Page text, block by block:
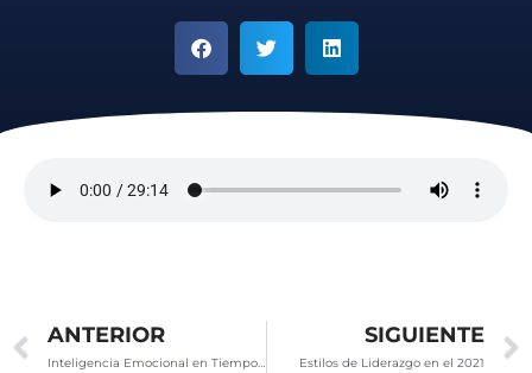
Ant
ANTERIOR
Inteligencia Emocional en Tiempos de Crisis (Covid19)
SIGUIENTE
Estilos de Liderazgo en el 2021